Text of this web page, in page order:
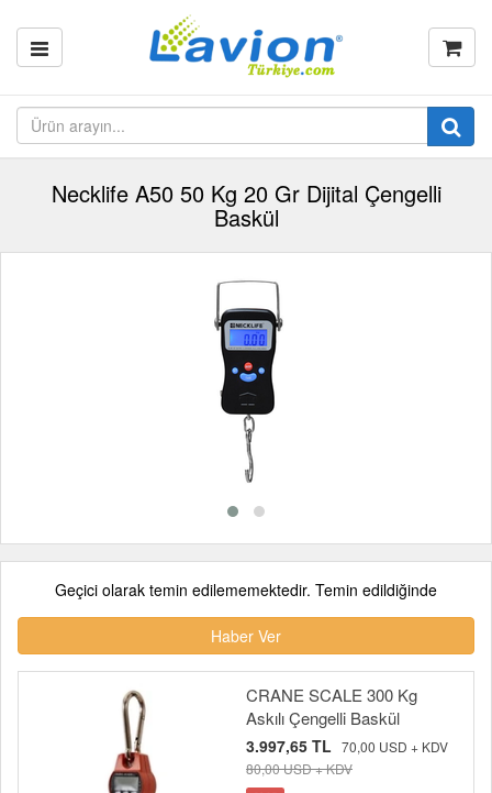
Necklife A50 50 Kg 20 Gr Dijital Çengelli
Baskül
Geçici olarak temin edilememektedir. Temin edildiğinde
Haber Ver
CRANE SCALE 300 Kg
Askılı Çengelli Baskül
3.997,65 TL 70,00 USD + KDV
80,00 USD + KDV